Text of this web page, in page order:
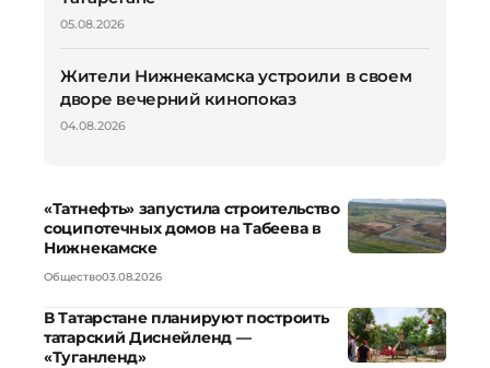
05.08.2026
Жители Нижнекамска устроили в своем
дворе вечерний кинопоказ
04.08.2026
«Татнефть» запустила строительство
соципотечных домов на Табеева в
Нижнекамске
Общество03.08.2026
В Татарстане планируют построить
татарский Диснейленд —
«Туганленд»